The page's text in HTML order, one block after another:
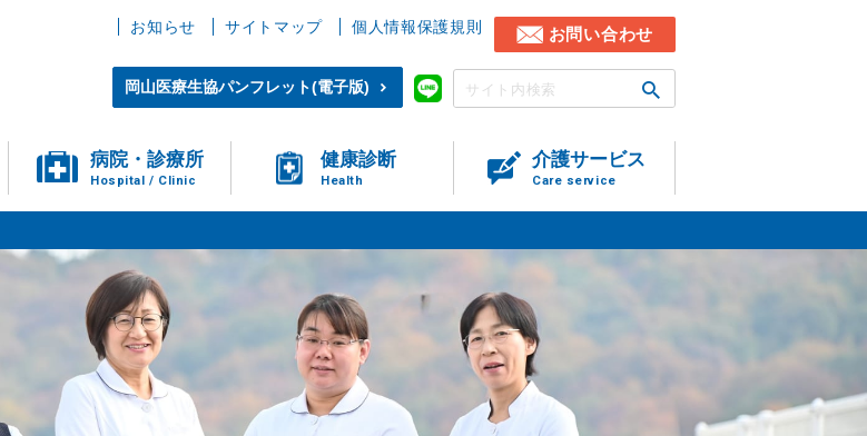
お知らせ サイトマップ 個人情報保護規則 お問い合わせ
岡山医療生協パンフレット(電子版)
病院・診療所
Hospital / Clinic
健康診断
Health
介護サービス
Care service